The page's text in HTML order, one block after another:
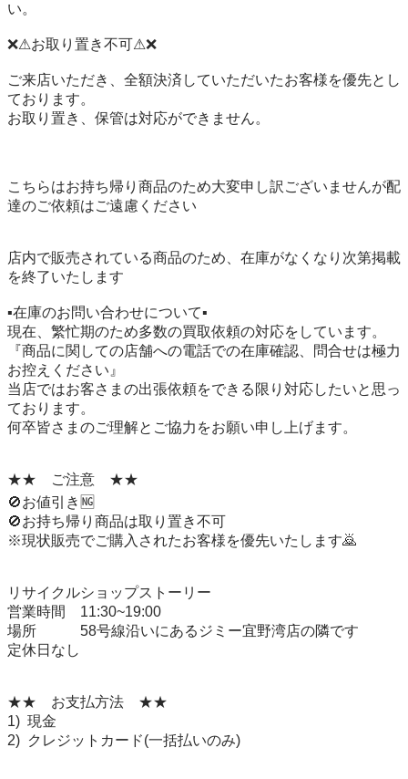
い。
❌⚠お取り置き不可⚠❌
ご来店いただき、全額決済していただいたお客様を優先とし
ております。
お取り置き、保管は対応ができません。
こちらはお持ち帰り商品のため大変申し訳ございませんが配
達のご依頼はご遠慮ください
店内で販売されている商品のため、在庫がなくなり次第掲載
を終了いたします
▪️在庫のお問い合わせについて▪️
現在、繁忙期のため多数の買取依頼の対応をしています。
『商品に関しての店舗への電話での在庫確認、問合せは極力
お控えください』
当店ではお客さまの出張依頼をできる限り対応したいと思っ
ております。
何卒皆さまのご理解とご協力をお願い申し上げます。
★★　ご注意　★★
🚫お値引き🆖
🚫お持ち帰り商品は取り置き不可
※現状販売でご購入されたお客様を優先いたします🙇
リサイクルショップストーリー
営業時間　11:30~19:00
場所　　　58号線沿いにあるジミー宜野湾店の隣です
定休日なし
★★　お支払方法　★★
1)  現金
2)  クレジットカード(一括払いのみ)